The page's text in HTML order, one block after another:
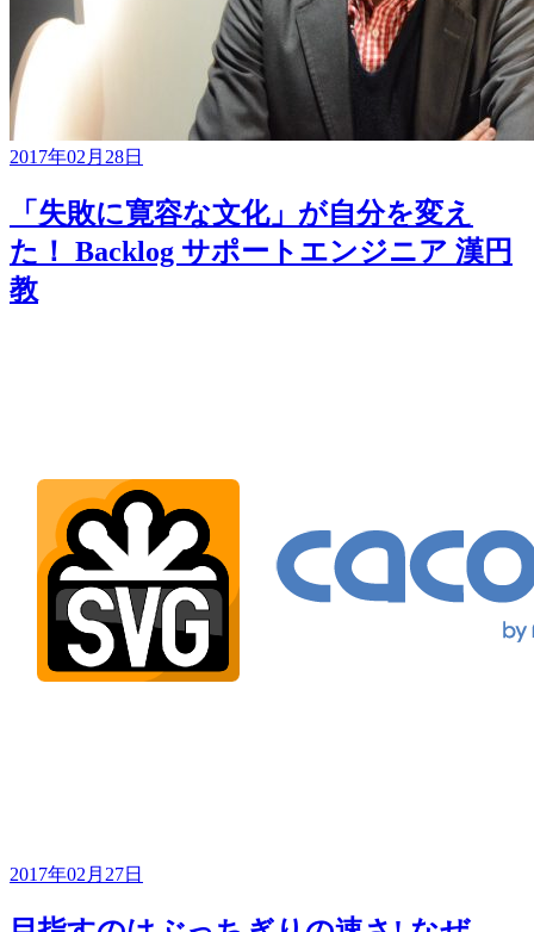
2017年02月28日
「失敗に寛容な文化」が自分を変え
た！ Backlog サポートエンジニア 漢円
教
2017年02月27日